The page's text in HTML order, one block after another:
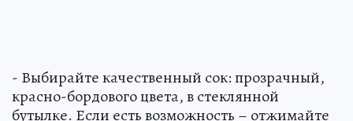
- Выбирайте качественный сок: прозрачный,
красно-бордового цвета, в стеклянной
бутылке. Если есть возможность – отжимайте